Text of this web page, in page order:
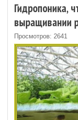
Гидропоника,
выращивании
Просмотров: 2641